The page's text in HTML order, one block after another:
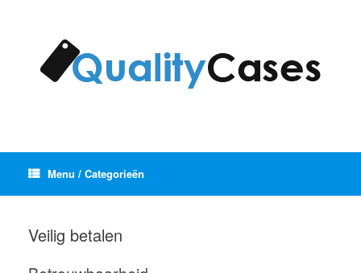
Menu / Categorieën
Veilig betalen